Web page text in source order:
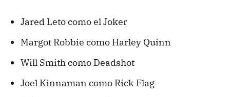
Jared Leto como el Joker
Margot Robbie como Harley Quinn
Will Smith como Deadshot
Joel Kinnaman como Rick Flag